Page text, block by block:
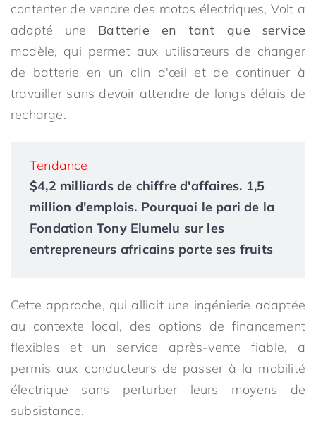
contenter de vendre des motos électriques, Volt a
adopté une Batterie en tant que service
modèle, qui permet aux utilisateurs de changer
de batterie en un clin d'œil et de continuer à
travailler sans devoir attendre de longs délais de
recharge.
Tendance
$4,2 milliards de chiffre d'affaires. 1,5
million d'emplois. Pourquoi le pari de la
Fondation Tony Elumelu sur les
entrepreneurs africains porte ses fruits
Cette approche, qui alliait une ingénierie adaptée
au contexte local, des options de financement
flexibles et un service après-vente fiable, a
permis aux conducteurs de passer à la mobilité
électrique sans perturber leurs moyens de
subsistance.